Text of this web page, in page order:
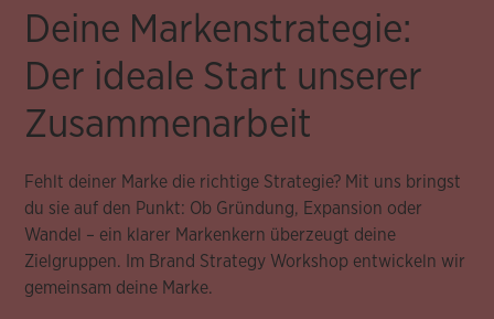
Deine Markenstrategie:
Der ideale Start unserer
Zusammenarbeit
Fehlt deiner Marke die richtige Strategie? Mit uns bringst
du sie auf den Punkt: Ob Gründung, Expansion oder
Wandel – ein klarer Markenkern überzeugt deine
Zielgruppen. Im Brand Strategy Workshop entwickeln wir
gemeinsam deine Marke.